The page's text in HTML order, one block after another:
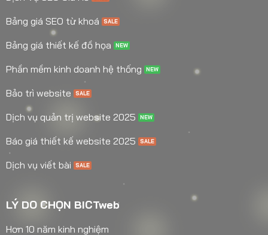
Bảng giá SEO từ khoá
Bảng giá thiết kế đồ họa
Phần mềm kinh doanh hệ thống
Bảo trì website
Dịch vụ quản trị website 2025
Báo giá thiết kế website 2025
Dịch vụ viết bài
LÝ DO CHỌN BICTweb
Hơn 10 năm kinh nghiệm